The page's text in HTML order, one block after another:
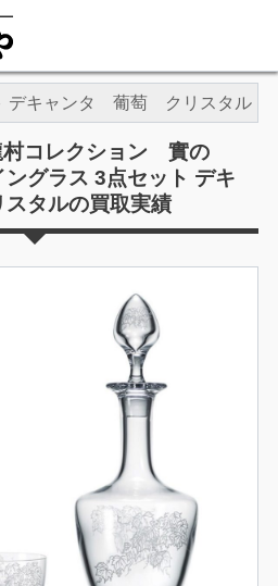
デキャンタ 葡萄 クリスタル
コレクション 實の
グラス 3点セット デキ
タルの買取実績